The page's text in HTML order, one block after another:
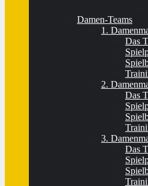
Damen-Teams
1.
Das
2.
Das
3.
Das